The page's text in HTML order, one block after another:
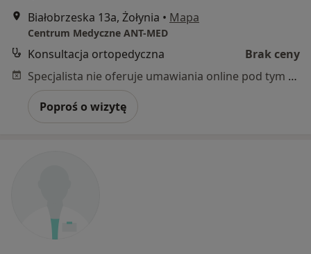
Białobrzeska 13a, Żołynia • Mapa
Centrum Medyczne ANT-MED
Konsultacja ortopedyczna
Brak ceny
Specjalista nie oferuje umawiania online pod tym adresem.
Poproś o wizytę